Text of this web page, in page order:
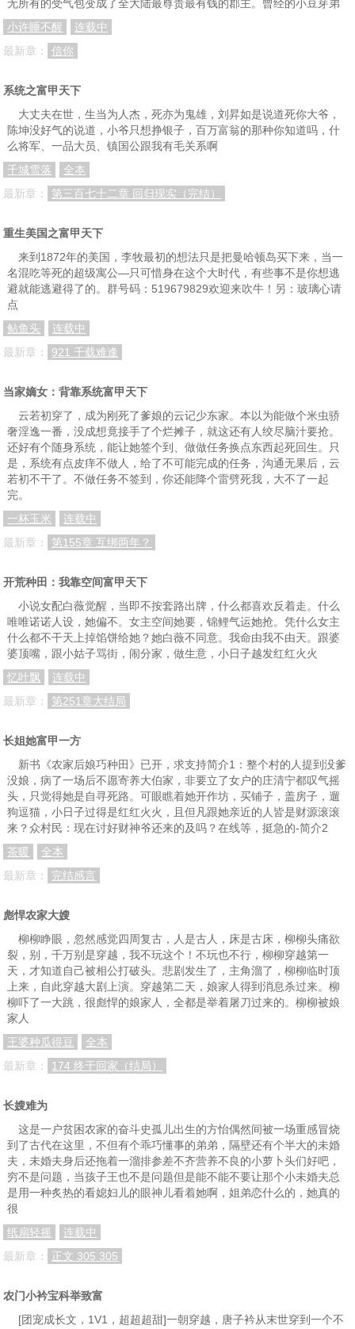
无所有的受气包变成了全大陆最尊贵最有钱的郡主。曾经的小豆芽弟
小许睡不醒
连载中
最新章：
信你
系统之富甲天下
大丈夫在世，生当为人杰，死亦为鬼雄，刘昇如是说道死你大爷，
陈坤没好气的说道，小爷只想挣银子，百万富翁的那种你知道吗，什
么将军、一品大员、镇国公跟我有毛关系啊
千城雪落
全本
最新章：
第三百七十二章 回归现实（完结）
重生美国之富甲天下
来到1872年的美国，李牧最初的想法只是把曼哈顿岛买下来，当一
名混吃等死的超级寓公—只可惜身在这个大时代，有些事不是你想逃
避就能逃避得了的。群号码：519679829欢迎来吹牛！另：玻璃心请
点
鲇鱼头
连载中
最新章：
921 千载难逢
当家嫡女：背靠系统富甲天下
云若初穿了，成为刚死了爹娘的云记少东家。本以为能做个米虫骄
奢淫逸一番，没成想竟接手了个烂摊子，就这还有人绞尽脑汁要抢。
还好有个随身系统，能让她签个到、做做任务换点东西起死回生。只
是，系统有点皮痒不做人，给了不可能完成的任务，沟通无果后，云
若初不干了。不做任务不签到，你还能降个雷劈死我，大不了一起
完。
一杯玉米
连载中
最新章：
第155章 互绑两年？
开荒种田：我靠空间富甲天下
小说女配白薇觉醒，当即不按套路出牌，什么都喜欢反着走。什么
唯唯诺诺人设，她偏不。女主空间她要，锦鲤气运她抢。凭什么女主
什么都不干天上掉馅饼给她？她白薇不同意。我命由我不由天。跟婆
婆顶嘴，跟小姑子骂街，闹分家，做生意，小日子越发红红火火
忆叶飘
连载中
最新章：
第251章大结局
长姐她富甲一方
新书《农家后娘巧种田》已开，求支持简介1：整个村的人提到没爹
没娘，病了一场后不愿寄养大伯家，非要立了女户的庄清宁都叹气摇
头，只觉得她是自寻死路。可眼瞧着她开作坊，买铺子，盖房子，遛
狗逗猫，小日子过得是红红火火，且但凡跟她亲近的人皆是财源滚滚
来？众村民：现在讨好财神爷还来的及吗？在线等，挺急的-简介2
茶暖
全本
最新章：
完结感言
彪悍农家大嫂
柳柳睁眼，忽然感觉四周复古，人是古人，床是古床，柳柳头痛欲
裂，别，千万别是穿越，我不玩这个！不玩也不行，柳柳穿越第一
天，才知道自己被相公打破头。悲剧发生了，主角溜了，柳柳临时顶
上来，自此穿越大剧上演。穿越第二天，娘家人得到消息杀过来。柳
柳吓了一大跳，很彪悍的娘家人，全都是举着屠刀过来的。柳柳被娘
家人
王婆种瓜得豆
全本
最新章：
174 终于回家（结局）
长嫂难为
这是一户贫困农家的奋斗史孤儿出生的方怡偶然间被一场重感冒烧
到了古代在这里，不但有个乖巧懂事的弟弟，隔壁还有个半大的未婚
夫，未婚夫身后还拖着一溜排参差不齐营养不良的小萝卜头们好吧，
穷不是问题，当孩子王也不是问题但是能不能不要让那个小未婚夫总
是用一种炙热的看媳妇儿的眼神儿看着她啊，姐弟恋什么的，她真的
很
纸扇轻摇
连载中
最新章：
正文 305 305
农门小衿宝科举致富
[团宠成长文，1V1，超超超甜]一朝穿越，唐子衿从末世穿到一个不